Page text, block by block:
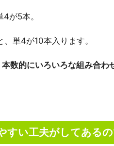
が5本。
単4が10本入ります。
本数的にいろいろな組み合わ
すい工夫がしてある